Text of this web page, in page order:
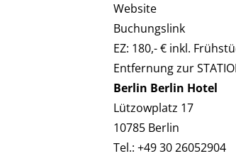
Website
Buchungslink
EZ: 180,- € inkl.
Entfernung zur
Berlin Berlin Hotel
Lützowplatz 17
10785 Berlin
Tel.: +49 30 26052904